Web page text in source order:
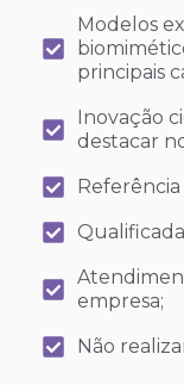
Modelos
principais
Inovação
destacar
Referência
empresa;
Não